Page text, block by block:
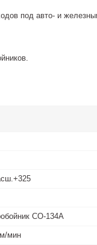
под авто- и
СО-134А
мин